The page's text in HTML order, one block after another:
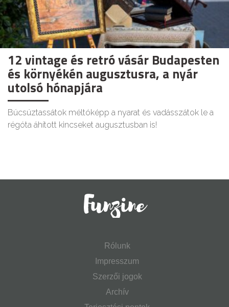
12 vintage és retró vásár Budapesten
és környékén augusztusra, a nyár
utolsó hónapjára
Búcsúztassátok méltóképp a nyarat és vadásszátok le a
régóta áhított kincseket augusztusban is!
Rólunk
Impresszum
Szerzői jogok
Archív